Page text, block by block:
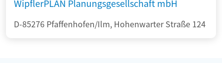
WipflerPLAN Planungsgesellschaft mbH
D-85276 Pfaffenhofen/Ilm, Hohenwarter Straße 124